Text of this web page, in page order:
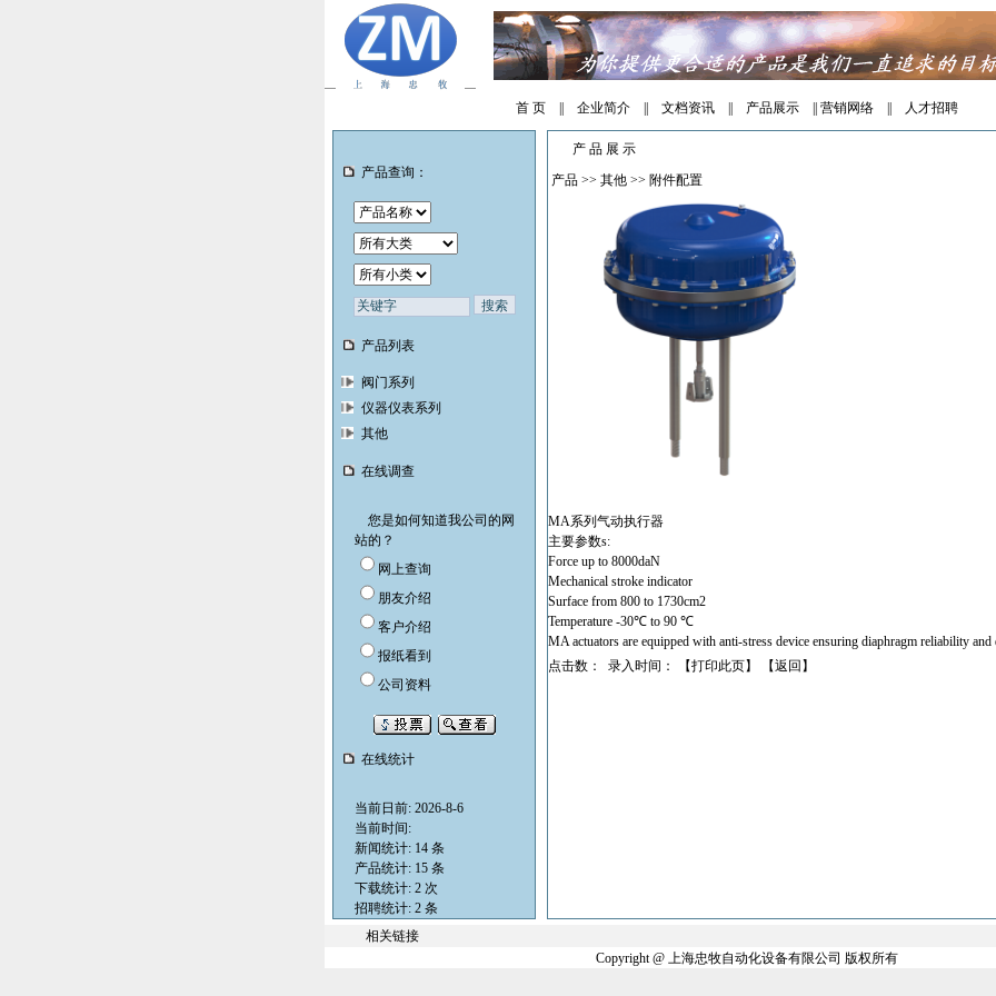
首 页|| 企业简介|| 文档资讯|| 产品展示|| 营销网络|| 人才招聘
产品查询：
产品列表
阀门系列
仪器仪表系列
其他
在线调查
您是如何知道我公司的网
站的？
网上查询
朋友介绍
客户介绍
报纸看到
公司资料
在线统计
当前日前: 2026-8-6
当前时间:
新闻统计: 14 条
产品统计: 15 条
下载统计: 2 次
招聘统计: 2 条
产 品 展 示
产品 >> 其他 >> 附件配置
MA系列气动执行器
主要参数s:
Force up to 8000daN
Mechanical stroke indicator
Surface from 800 to 1730cm2
Temperature -30℃ to 90 ℃
MA actuators are equipped with anti-stress device ensuring diaphragm reliability
点击数： 录入时间： 【打印此页】 【返回 】
相关链接
Copyright @ 上海忠牧自动化设备有限公司 版权所有